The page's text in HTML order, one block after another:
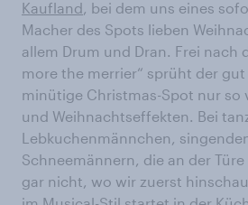
Kaufland, bei dem uns eines
Macher des Spots lieben
allem Drum und Dran. Frei nach
more the merrier“ sprüht der
minütige Christmas-Spot nur so
und Weihnachtseffekten. Bei
Lebkuchenmännchen,
Schneemännern, die an der
gar nicht, wo wir zuerst